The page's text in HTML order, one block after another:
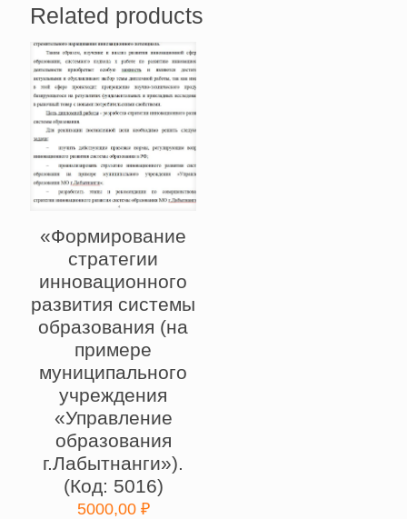
Related products
«Формирование
стратегии
инновационного
развития системы
образования (на
примере
муниципального
учреждения
«Управление
образования
г.Лабытнанги»).
(Код: 5016)
5000,00 ₽